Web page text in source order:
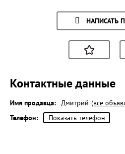
НАПИСАТЬ
Контактные данные
Имя продавца: Дмитрий (все
Телефон:
Показать телефон